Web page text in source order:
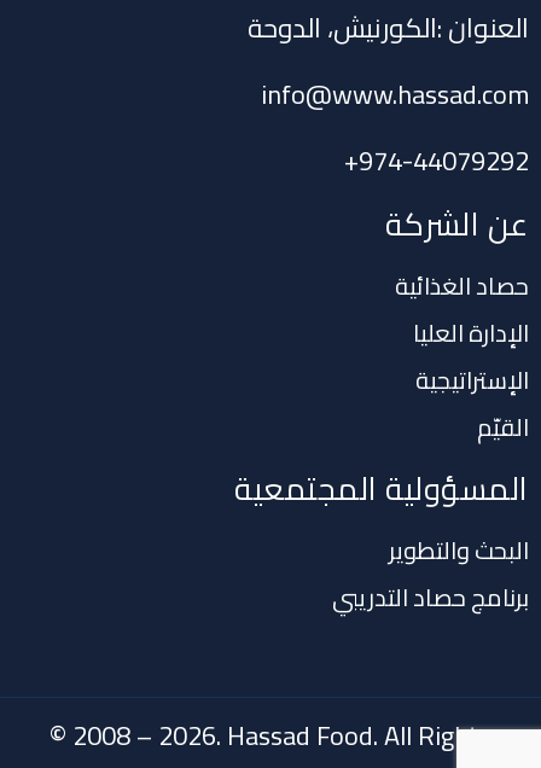
العنوان :الكورنيش، الدوحة
info@www.hassad.com
974-44079292
+
عن الشركة
حصاد الغذائية
الإدارة العليا
الإستراتيجية
القيّم
المسؤولية المجتمعية
البحث والتطوير
برنامج حصاد التدريبي
© 2008 – 2026. Hassad Food. All Rights